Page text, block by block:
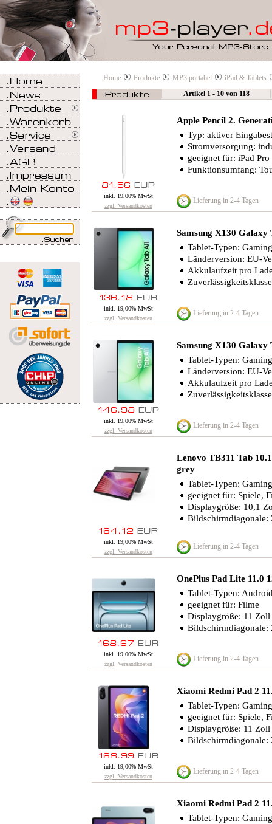
Home Produkte MP3 portabel
iPad & Tablets
Artikel 1 - 10 von 118
Apple Pencil 2.
Typ: aktiver
Stromversorgung:
geeignet für: iPad
Funktionsumfang:
inkl. 19,00% MwSt
zzgl. Versandkosten
Lieferung in 2-4 Tagen
Samsung X130
Tablet-Typen:
Länderversion: EU-
Akkulaufzeit pro
inkl. 19,00% MwSt
zzgl. Versandkosten
Lieferung in 2-4 Tagen
Samsung X130
Tablet-Typen:
Länderversion: EU-
Akkulaufzeit pro
inkl. 19,00% MwSt
zzgl. Versandkosten
Lieferung in 2-4 Tagen
Lenovo TB311 Tab
grey
Tablet-Typen:
geeignet für: Spiele,
Displaygröße: 10,1
Bildschirmdiagonale:
inkl. 19,00% MwSt
zzgl. Versandkosten
Lieferung in 2-4 Tagen
OnePlus Pad Lite 11.0
Tablet-Typen:
geeignet für: Filme
Displaygröße: 11 Zoll
Bildschirmdiagonale:
inkl. 19,00% MwSt
zzgl. Versandkosten
Lieferung in 2-4 Tagen
Xiaomi Redmi Pad 2
Tablet-Typen:
geeignet für: Spiele,
Displaygröße: 11 Zoll
Bildschirmdiagonale:
inkl. 19,00% MwSt
zzgl. Versandkosten
Lieferung in 2-4 Tagen
Xiaomi Redmi Pad 2
Tablet-Typen: